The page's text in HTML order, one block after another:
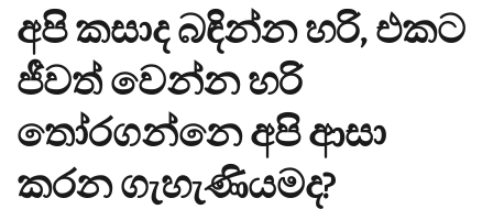
අපි කසාද බඳින්න හරි, එකට
ජීවත් වෙන්න හරි
තෝරගන්නෙ අපි ආසා
කරන ගැහැණියමද?